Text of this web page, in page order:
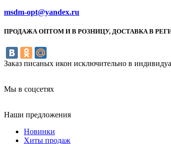
msdm-opt@yandex.ru
ПРОДАЖА ОПТОМ И В РОЗНИЦУ, ДОСТАВКА В
Заказ писаных икон исключительно в
Мы в соцсетях
Наши предложения
Новинки
Хиты продаж